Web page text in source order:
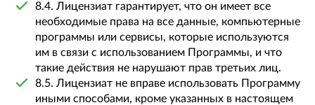
8.4. Лицензиат гарантирует, что он имеет все
необходимые права на все данные, компьютерные
программы или сервисы, которые используются
им в связи с использованием Программы, и что
такие действия не нарушают прав третьих лиц.
8.5. Лицензиат не вправе использовать Программу
иными способами, кроме указанных в настоящем